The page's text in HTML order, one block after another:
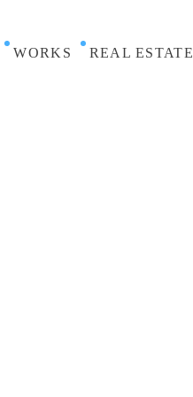
WORKS REAL ESTATE